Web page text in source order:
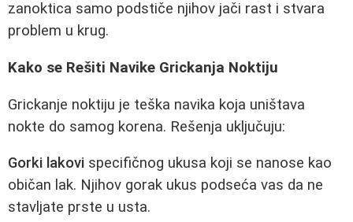
zanoktica samo podstiče njihov jači rast i stvara
problem u krug.
Kako se Rešiti Navike Grickanja Noktiju
Grickanje noktiju je teška navika koja uništava
nokte do samog korena. Rešenja uključuju:
Gorki lakovi specifičnog ukusa koji se nanose kao
običan lak. Njihov gorak ukus podseća vas da ne
stavljate prste u usta.